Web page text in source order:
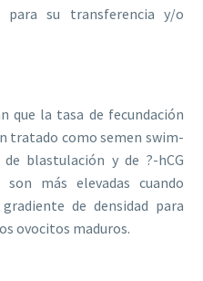
para su transferencia y/o
que la tasa de fecundación
tratado como semen swim-
blastulación y de ?-hCG
más elevadas cuando
de densidad para
ovocitos maduros.